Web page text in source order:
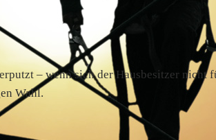
– wenn sich der Hausbesitzer nicht
Wahl.